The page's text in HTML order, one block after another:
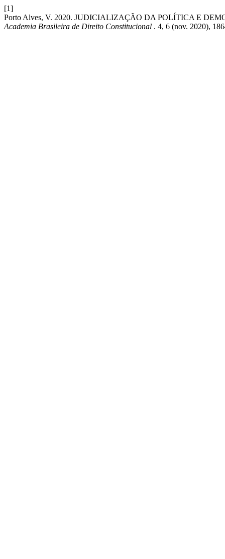
[1]
Porto Alves, V. 2020. JUDICIALIZAÇÃO DA POLÍTICA E
Academia Brasileira de Direito Constitucional . 4, 6 (nov. 2020),